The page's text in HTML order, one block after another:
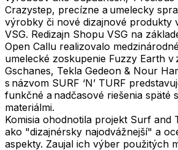
Crazystep, precízne a umelecky
výrobky či nové dizajnové produkty
VSG. Redizajn Shopu VSG na
Open Callu realizovalo
umelecké zoskupenie Fuzzy Earth v
Gschanes, Tekla Gedeon & Nour
s názvom SURF ‘N’ TURF
funkčné a nadčasové riešenia späté
materiálmi.
Komisia ohodnotila projekt Surf and
ako "dizajnérsky najodvážnejší" a
aspekty. Zaujal ich výber použitých